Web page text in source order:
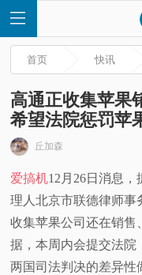
首
页
快
讯
首页 快讯
高通正收集苹果
希望法院惩罚苹
丘加森
爱搞机12月26日消息
理人北京市联德律师事
收集苹果公司还在销售
据，本周内会提交法院
两国司法判决的差异性